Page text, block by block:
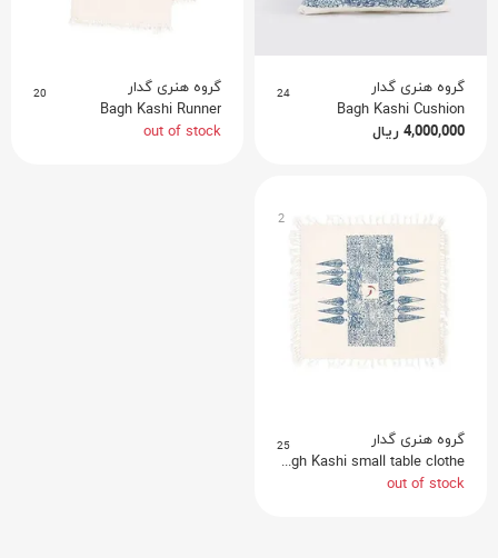
گروه هنری گدار 24
Bagh Kashi Cushion
4,000,000 ریال
گروه هنری گدار 20
Bagh Kashi Runner
out of stock
2
گروه هنری گدار 25
Bagh Kashi small table clothe
out of stock